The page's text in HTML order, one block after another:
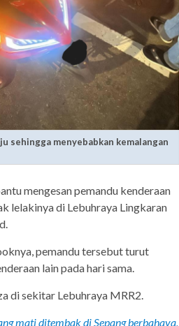
sehingga menyebabkan kemalangan
mengesan pemandu kenderaan
lelakinya di Lebuhraya Lingkaran
pemandu tersebut turut
lain pada hari sama.
di sekitar Lebuhraya MRR2.
mati ditembak di Sepang berbahaya,